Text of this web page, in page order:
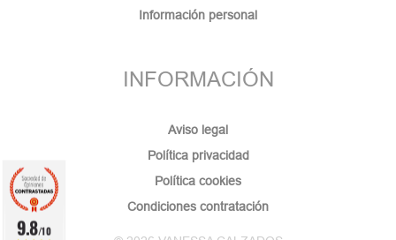
Información personal
INFORMACIÓN
Aviso legal
Política privacidad
Política cookies
Condiciones contratación
9.8/10